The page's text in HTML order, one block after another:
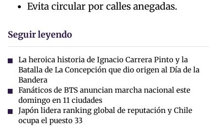
Evita circular por calles anegadas.
Seguir leyendo
La heroica historia de Ignacio Carrera Pinto y la
Batalla de La Concepción que dio origen al Día de la
Bandera
Fanáticos de BTS anuncian marcha nacional este
domingo en 11 ciudades
Japón lidera ranking global de reputación y Chile
ocupa el puesto 33